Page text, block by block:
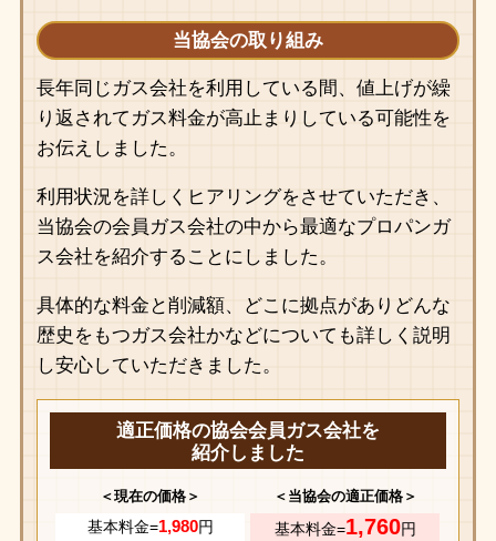
当協会の取り組み
長年同じガス会社を利用している間、値上げが繰
り返されてガス料金が高止まりしている可能性を
お伝えしました。
利用状況を詳しくヒアリングをさせていただき、
当協会の会員ガス会社の中から最適なプロパンガ
ス会社を紹介することにしました。
具体的な料金と削減額、どこに拠点がありどんな
歴史をもつガス会社かなどについても詳しく説明
し安心していただきました。
適正価格の協会会員ガス会社を
紹介しました
＜現在の価格＞ ＜当協会の適正価格＞
基本料金=1,980円 基本料金=1,760円